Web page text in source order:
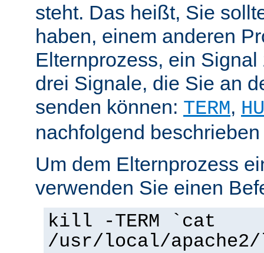
steht. Das heißt, Sie
haben, einem anderen
Elternprozess, ein
drei Signale, die Sie an
senden können: TERM,
nachfolgend
Um dem Elternprozess
verwenden Sie einen
kill -TERM `cat
/usr/local/